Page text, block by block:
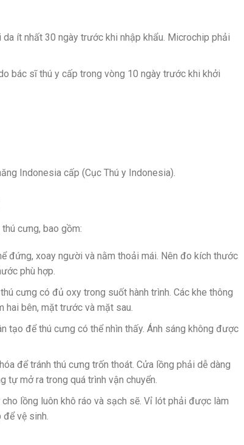
ít nhất 30 ngày trước khi nhập khẩu. Microchip phải
bác sĩ thú y cấp trong vòng 10 ngày trước khi khởi
Indonesia cấp (Cục Thú y Indonesia).
cưng, bao gồm:
đứng, xoay người và nằm thoải mái. Nên đo kích thước
phù hợp.
cưng có đủ oxy trong suốt hành trình. Các khe thông
hai bên, mặt trước và mặt sau.
tạo để thú cưng có thể nhìn thấy. Ánh sáng không được
để tránh thú cưng trốn thoát. Cửa lồng phải dễ dàng
tự mở ra trong quá trình vận chuyển.
lồng luôn khô ráo và sạch sẽ. Vỉ lót phải được làm
vệ sinh.